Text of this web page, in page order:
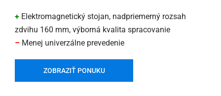
+ Elektromagnetický stojan, nadpriemerný rozsah
zdvihu 160 mm, výborná kvalita spracovanie
– Menej univerzálne prevedenie
ZOBRAZIŤ PONUKU